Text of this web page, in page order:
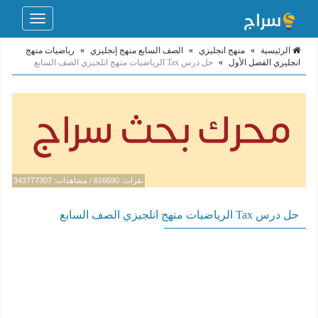
Toggle
الرئيسية » منهج انجليزي » الصف السابع منهج إنجليزي »
رياضيات منهج
انجليزي الفصل الأول » حل درس Tax الرياضيات منهج انلجيزي الصف السابع
نقرات: 616690 / مشاهدات: 343777307
حل درس Tax الرياضيات منهج انلجيزي الصف السابع